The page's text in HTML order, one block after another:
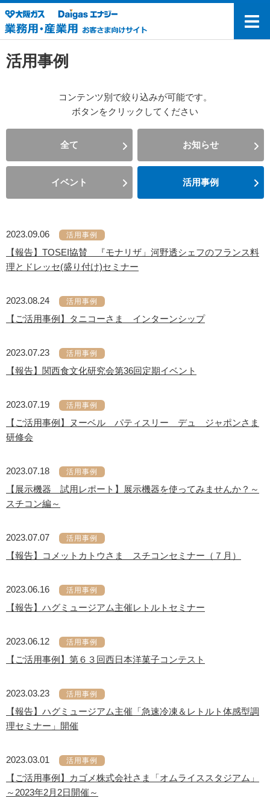
活用事例
コンテンツ別で絞り込みが可能です。
ボタンをクリックしてください
全て お知らせ
イベント 活用事例
2023.09.06 活用事例
【報告】TOSEI協賛 『モナリザ」河野透シェフのフランス料
理とドレッセ(盛り付け)セミナー
2023.08.24 活用事例
【ご活用事例】タニコーさま インターンシップ
2023.07.23 活用事例
【報告】関西食文化研究会第36回定期イベント
2023.07.19 活用事例
【ご活用事例】ヌーベル パティスリー デュ ジャポンさま
研修会
2023.07.18 活用事例
【展示機器 試用レポート】展示機器を使ってみませんか？～
スチコン編～
2023.07.07 活用事例
【報告】コメットカトウさま スチコンセミナー（７月）
2023.06.16 活用事例
【報告】ハグミュージアム主催レトルトセミナー
2023.06.12 活用事例
【ご活用事例】第６３回西日本洋菓子コンテスト
2023.03.23 活用事例
【報告】ハグミュージアム主催「急速冷凍＆レトルト体感型調
理セミナー」開催
2023.03.01 活用事例
【ご活用事例】カゴメ株式会社さま「オムライススタジアム」
～2023年2月2日開催～